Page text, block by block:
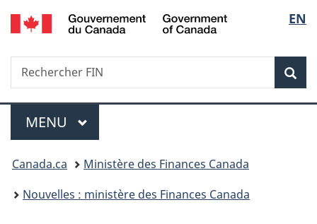
Passer
au
Passer
à
du
Passer
à
simplifiée
de
la
EN
Recherche
Rechercher
FIN
Menu
MENU PRINCIPAL
Vous
êtes
Canada.ca
Ministère des Finances Canada
Nouvelles : ministère des Finances Canada